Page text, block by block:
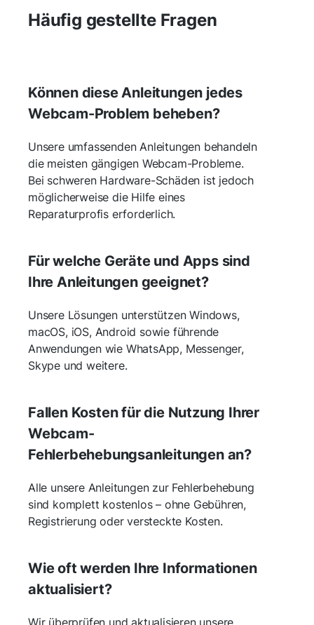
Häufig gestellte Fragen
Können diese Anleitungen jedes
Webcam-Problem beheben?
Unsere umfassenden Anleitungen behandeln
die meisten gängigen Webcam-Probleme.
Bei schweren Hardware-Schäden ist jedoch
möglicherweise die Hilfe eines
Reparaturprofis erforderlich.
Für welche Geräte und Apps sind
Ihre Anleitungen geeignet?
Unsere Lösungen unterstützen Windows,
macOS, iOS, Android sowie führende
Anwendungen wie WhatsApp, Messenger,
Skype und weitere.
Fallen Kosten für die Nutzung Ihrer
Webcam-
Fehlerbehebungsanleitungen an?
Alle unsere Anleitungen zur Fehlerbehebung
sind komplett kostenlos – ohne Gebühren,
Registrierung oder versteckte Kosten.
Wie oft werden Ihre Informationen
aktualisiert?
Wir überprüfen und aktualisieren unsere